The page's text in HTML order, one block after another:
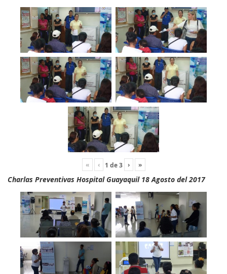
« ‹ 1 de3 › »
Charlas Preventivas Hospital Guayaquil 18 Agosto del 2017